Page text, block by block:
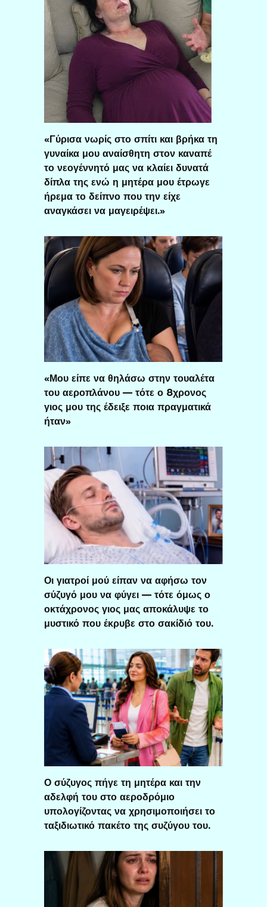
«Γύρισα νωρίς στο σπίτι και βρήκα τη
γυναίκα μου αναίσθητη στον καναπέ
το νεογέννητό μας να κλαίει δυνατά
δίπλα της ενώ η μητέρα μου έτρωγε
ήρεμα το δείπνο που την είχε
αναγκάσει να μαγειρέψει.»
«Μου είπε να θηλάσω στην τουαλέτα
του αεροπλάνου — τότε ο 8χρονος
γιος μου της έδειξε ποια πραγματικά
ήταν»
Οι γιατροί μού είπαν να αφήσω τον
σύζυγό μου να φύγει — τότε όμως ο
οκτάχρονος γιος μας αποκάλυψε το
μυστικό που έκρυβε στο σακίδιό του.
Ο σύζυγος πήγε τη μητέρα και την
αδελφή του στο αεροδρόμιο
υπολογίζοντας να χρησιμοποιήσει το
ταξιδιωτικό πακέτο της συζύγου του.